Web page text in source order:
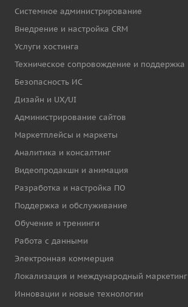
Системное администрирование
Внедрение и настройка CRM
Услуги хостинга
Техническое сопровождение и поддержка
Безопасность ИС
Дизайн и UX/UI
Администрирование сайтов
Маркетплейсы и маркеты
Аналитика и консалтинг
Видеопродакшн и анимация
Разработка и настройка ПО
Поддержка и обслуживание
Обучение и тренинги
Работа с данными
Электронная коммерция
Локализация и международный маркетинг
Инновации и новые технологии